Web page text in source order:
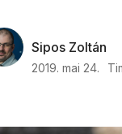
Sipos Zoltán
2019. mai 24.